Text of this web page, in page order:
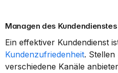
Managen des
Kundenzufriedenheit. Stellen
verschiedene Kanäle